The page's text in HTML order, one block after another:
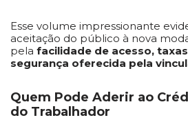
Esse volume impressionante
aceitação do público à nova
pela facilidade de acesso,
segurança oferecida pela
Quem Pode Aderir ao
do Trabalhador